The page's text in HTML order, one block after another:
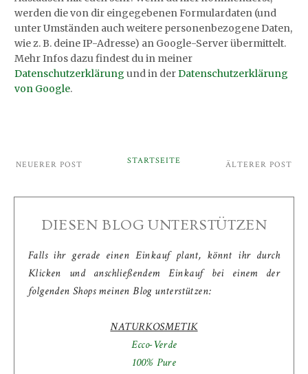
werden die von dir eingegebenen Formulardaten (und
unter Umständen auch weitere personenbezogene Daten,
wie z. B. deine IP-Adresse) an Google-Server übermittelt.
Mehr Infos dazu findest du in meiner
Datenschutzerklärung und in derDatenschutzerklärung
von Google.
NEUERER POST ÄLTERER POST
STARTSEITE
DIESEN BLOG UNTERSTÜTZEN
Falls ihr gerade einen Einkauf plant, könnt ihr durch
Klicken und anschließendem Einkauf bei einem der
folgenden Shops meinen Blog unterstützen:
NATURKOSMETIK
Ecco-Verde
100% Pure